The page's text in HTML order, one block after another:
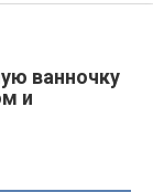
ванночку
и